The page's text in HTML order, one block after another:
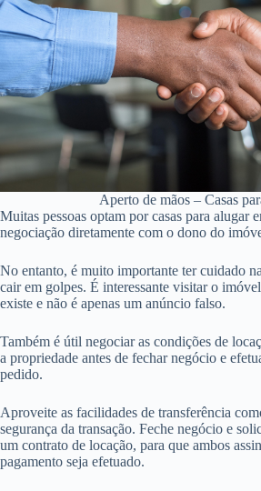
Aperto de mãos – Casas
Muitas pessoas optam por casas para alugar
negociação diretamente com o dono do
No entanto, é muito importante ter cuidado
cair em golpes. É interessante visitar o
existe e não é apenas um anúncio falso.
Também é útil negociar as condições de
a propriedade antes de fechar negócio e
pedido.
Aproveite as facilidades de transferência
segurança da transação. Feche negócio e
um contrato de locação, para que ambos
pagamento seja efetuado.